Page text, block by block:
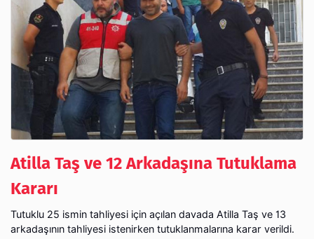
Atilla Taş ve 12 Arkadaşına Tutuklama
Kararı
Tutuklu 25 ismin tahliyesi için açılan davada Atilla Taş ve 13
arkadaşının tahliyesi istenirken tutuklanmalarına karar verildi.